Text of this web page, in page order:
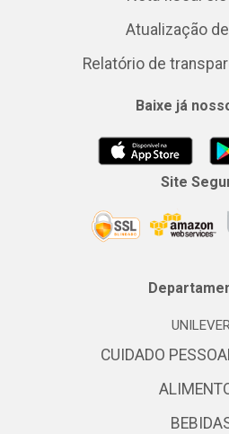
Atualização
Relatório de
Baixe já
Site
CUIDADO